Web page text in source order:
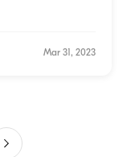
Mar 31, 2023